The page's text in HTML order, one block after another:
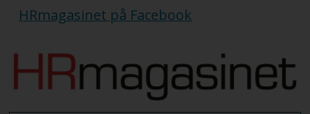
HRmagasinet på Facebook